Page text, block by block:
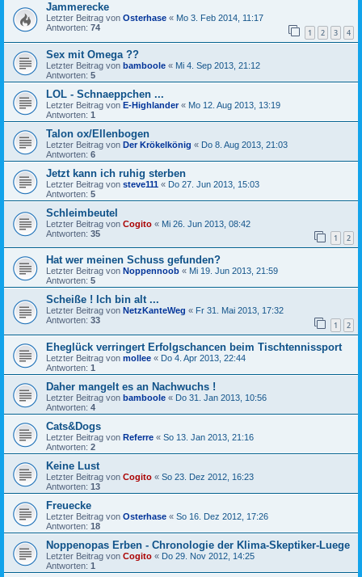
Jammerecke
Letzter Beitrag von Osterhase « Mo 3. Feb 2014, 11:17
Antworten: 74 1 2 3 4
Sex mit Omega ??
Letzter Beitrag von bamboole « Mi 4. Sep 2013, 21:12
Antworten: 5
LOL - Schnaeppchen ...
Letzter Beitrag von E-Highlander« Mo 12. Aug 2013, 13:19
Antworten: 1
Talon ox/Ellenbogen
Letzter Beitrag von Der Krökelkönig « Do 8. Aug 2013, 21:03
Antworten: 6
Jetzt kann ich ruhig sterben
Letzter Beitrag von steve111 « Do 27. Jun 2013, 15:03
Antworten: 5
Schleimbeutel
Letzter Beitrag von Cogito « Mi 26. Jun 2013, 08:42
Antworten: 35 1 2
Hat wer meinen Schuss gefunden?
Letzter Beitrag von Noppennoob « Mi 19. Jun 2013, 21:59
Antworten: 5
Scheiße ! Ich bin alt ...
Letzter Beitrag von NetzKanteWeg « Fr 31. Mai 2013, 17:32
Antworten: 33 1 2
Eheglück verringert Erfolgschancen beim Tischtennissport
Letzter Beitrag von mollee « Do 4. Apr 2013, 22:44
Antworten: 1
Daher mangelt es an Nachwuchs !
Letzter Beitrag von bamboole « Do 31. Jan 2013, 10:56
Antworten: 4
Cats&Dogs
Letzter Beitrag von Referre « So 13. Jan 2013, 21:16
Antworten: 2
Keine Lust
Letzter Beitrag von Cogito « So 23. Dez 2012, 16:23
Antworten: 13
Freuecke
Letzter Beitrag von Osterhase « So 16. Dez 2012, 17:26
Antworten: 18
Noppenopas Erben - Chronologie der Klima-Skeptiker-Luege
Letzter Beitrag von Cogito « Do 29. Nov 2012, 14:25
Antworten: 1